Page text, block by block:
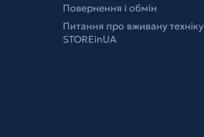
Повернення і обмін
Питання про вживану техніку
STOREinUA